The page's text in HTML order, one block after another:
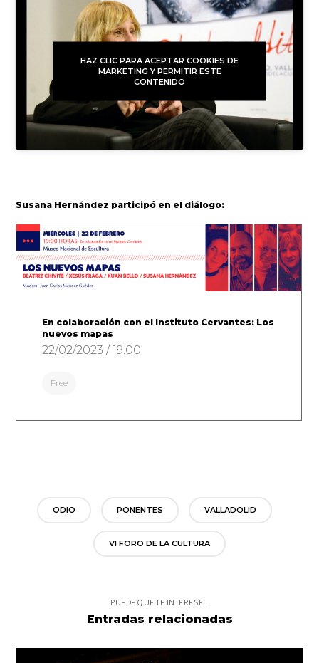
HAZ CLIC PARA ACEPTAR COOKIES DE
MARKETING Y PERMITIR ESTE
CONTENIDO
Susana Hernández participó en el diálogo:
En colaboración con el Instituto Cervantes: Los
nuevos mapas
22/02/2023 / 19:00
Free
ODIO PONENTES VALLADOLID
VI FORO DE LA CULTURA
PUEDE QUE TE INTERESE...
Entradas relacionadas